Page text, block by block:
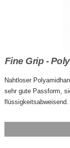
Fine Grip -
Nahtloser
sehr gute Passform,